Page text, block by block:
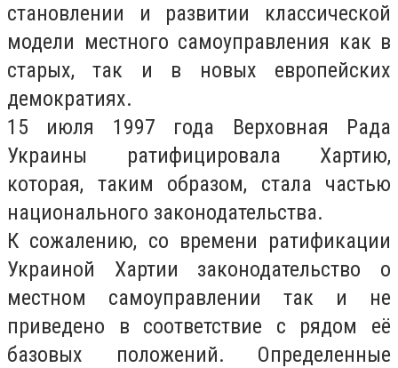
становлении и развитии классической
модели местного самоуправления как в
старых, так и в новых европейских
демократиях.
15 июля 1997 года Верховная Рада
Украины ратифицировала Хартию,
которая, таким образом, стала частью
национального законодательства.
К сожалению, со времени ратификации
Украиной Хартии законодательство о
местном самоуправлении так и не
приведено в соответствие с рядом её
базовых положений. Определенные